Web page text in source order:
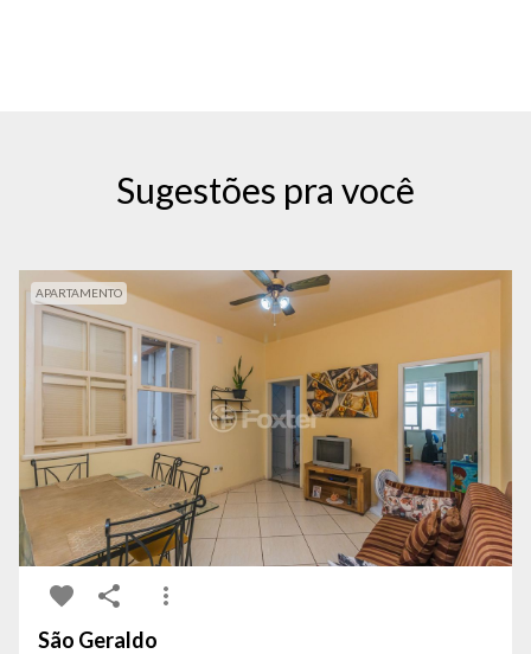
Sugestões pra você
APARTAMENTO
São Geraldo